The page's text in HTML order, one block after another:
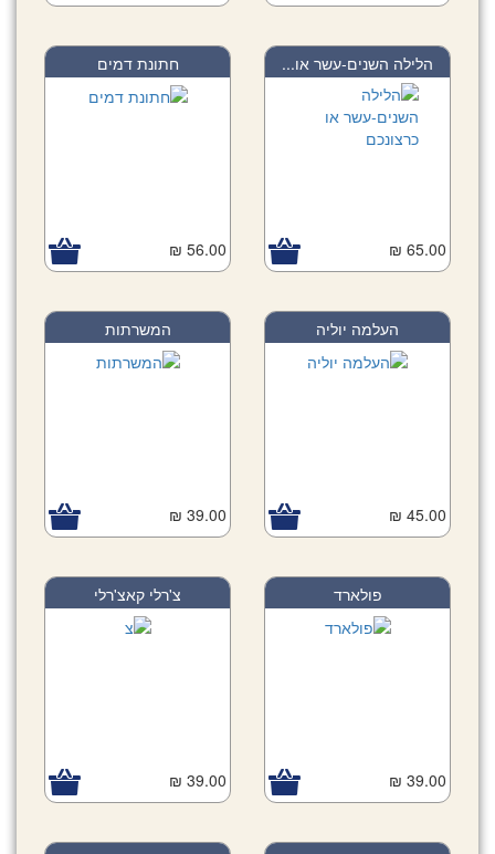
הלילה השנים-עשר או...
65.00 ₪
חתונת דמים
56.00 ₪
העלמה יוליה
45.00 ₪
המשרתות
39.00 ₪
פולארד
39.00 ₪
צ'רלי קאצ'רלי
39.00 ₪